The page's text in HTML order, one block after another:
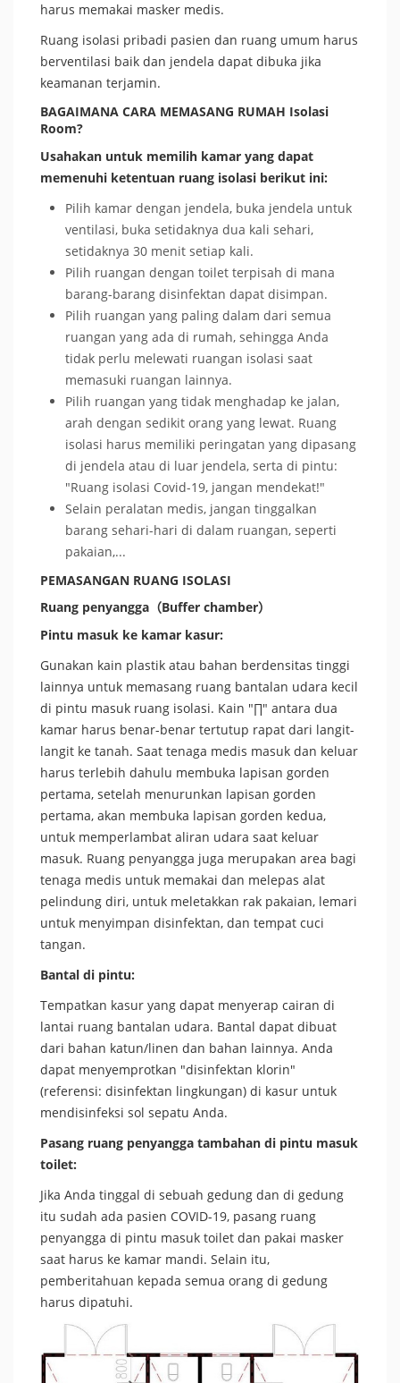
harus memakai masker medis.
Ruang isolasi pribadi pasien dan ruang umum harus
berventilasi baik dan jendela dapat dibuka jika
keamanan terjamin.
BAGAIMANA CARA MEMASANG RUMAH Isolasi
Room?
Usahakan untuk memilih kamar yang dapat
memenuhi ketentuan ruang isolasi berikut ini:
Pilih kamar dengan jendela, buka jendela untuk
ventilasi, buka setidaknya dua kali sehari,
setidaknya 30 menit setiap kali.
Pilih ruangan dengan toilet terpisah di mana
barang-barang disinfektan dapat disimpan.
Pilih ruangan yang paling dalam dari semua
ruangan yang ada di rumah, sehingga Anda
tidak perlu melewati ruangan isolasi saat
memasuki ruangan lainnya.
Pilih ruangan yang tidak menghadap ke jalan,
arah dengan sedikit orang yang lewat. Ruang
isolasi harus memiliki peringatan yang dipasang
di jendela atau di luar jendela, serta di pintu:
"Ruang isolasi Covid-19, jangan mendekat!"
Selain peralatan medis, jangan tinggalkan
barang sehari-hari di dalam ruangan, seperti
pakaian,...
PEMASANGAN RUANG ISOLASI
Ruang penyangga （Buffer chamber）
Pintu masuk ke kamar kasur:
Gunakan kain plastik atau bahan berdensitas tinggi
lainnya untuk memasang ruang bantalan udara kecil
di pintu masuk ruang isolasi. Kain "∏" antara dua
kamar harus benar-benar tertutup rapat dari langit-
langit ke tanah. Saat tenaga medis masuk dan keluar
harus terlebih dahulu membuka lapisan gorden
pertama, setelah menurunkan lapisan gorden
pertama, akan membuka lapisan gorden kedua,
untuk memperlambat aliran udara saat keluar
masuk. Ruang penyangga juga merupakan area bagi
tenaga medis untuk memakai dan melepas alat
pelindung diri, untuk meletakkan rak pakaian, lemari
untuk menyimpan disinfektan, dan tempat cuci
tangan.
Bantal di pintu:
Tempatkan kasur yang dapat menyerap cairan di
lantai ruang bantalan udara. Bantal dapat dibuat
dari bahan katun/linen dan bahan lainnya. Anda
dapat menyemprotkan "disinfektan klorin"
(referensi: disinfektan lingkungan) di kasur untuk
mendisinfeksi sol sepatu Anda.
Pasang ruang penyangga tambahan di pintu masuk
toilet:
Jika Anda tinggal di sebuah gedung dan di gedung
itu sudah ada pasien COVID-19, pasang ruang
penyangga di pintu masuk toilet dan pakai masker
saat harus ke kamar mandi. Selain itu,
pemberitahuan kepada semua orang di gedung
harus dipatuhi.